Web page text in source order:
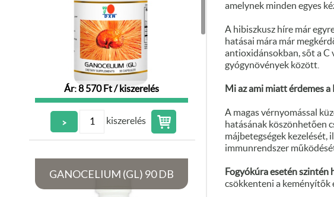
Ár: 8 570 Ft / kiszerelés
> kiszerelés
GANOCELIUM (GL) 90 DB
amelynek minden egyes
A hibiszkusz híre már
hatásai mára már
antioxidánsokban, sőt a C
gyógynövények között.
Mi az ami miatt érdemes
A magas vérnyomással
hatásának köszönhetően
májbetegségek kezelését,
immunrendszer
Fogyókúra esetén szintén
csökkenteni a keményítők